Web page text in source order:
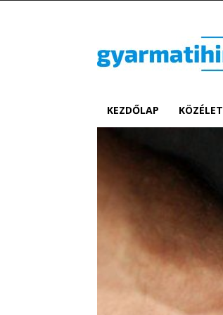
KEZDŐLAP KÖZÉLET